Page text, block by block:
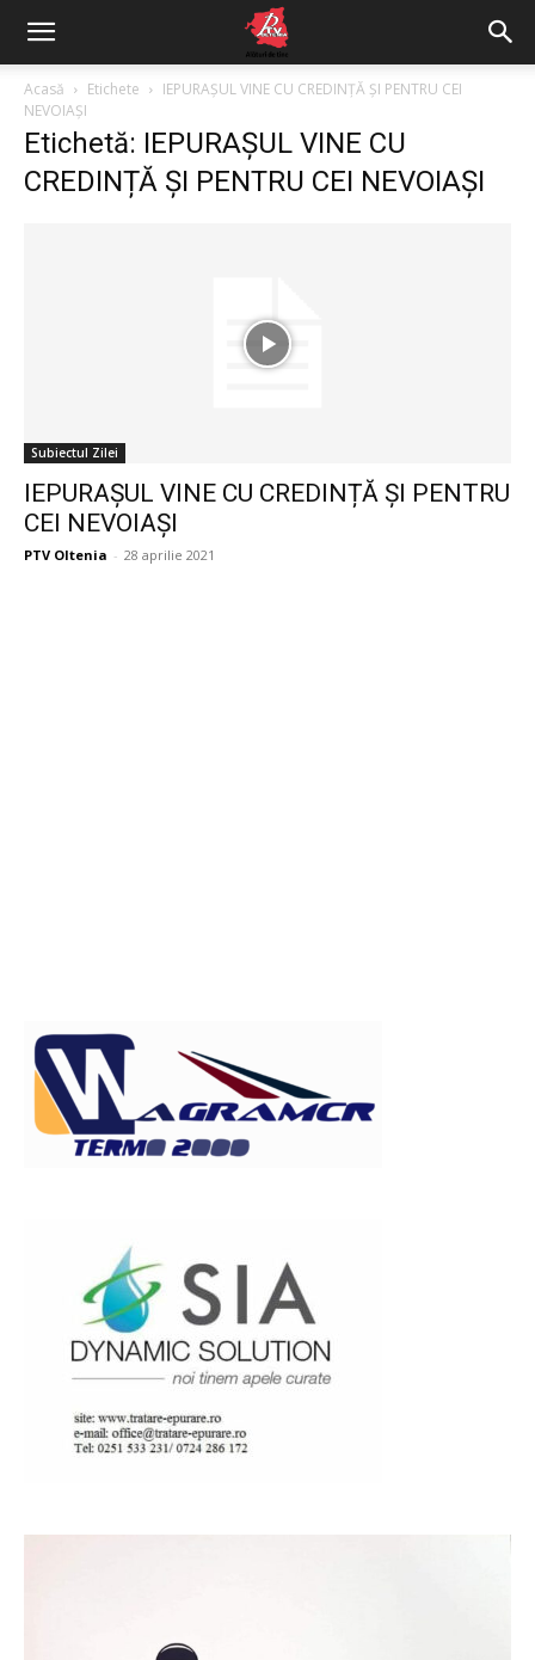
Acasă Etichete
IEPURAȘUL VINE CU CREDINȚĂ ȘI PENTRU CEI
NEVOIAȘI
Etichetă: IEPURAȘUL VINE CU
CREDINȚĂ ȘI PENTRU CEI NEVOIAȘI
Subiectul Zilei
IEPURAȘUL VINE CU CREDINȚĂ ȘI PENTRU
CEI NEVOIAȘI
PTV Oltenia - 28 aprilie 2021